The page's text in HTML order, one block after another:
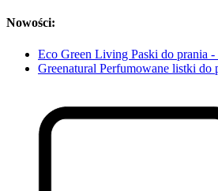
Nowości:
Eco Green Living Paski do prania -
Greenatural Perfumowane listki do